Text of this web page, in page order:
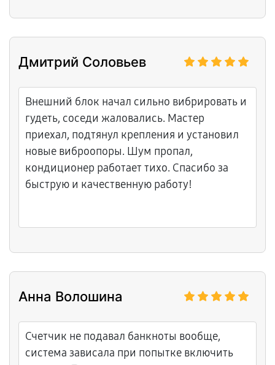
Дмитрий Соловьев
Внешний блок начал сильно вибрировать и
гудеть, соседи жаловались. Мастер
приехал, подтянул крепления и установил
новые виброопоры. Шум пропал,
кондиционер работает тихо. Спасибо за
быструю и качественную работу!
Анна Волошина
Счетчик не подавал банкноты вообще,
система зависала при попытке включить